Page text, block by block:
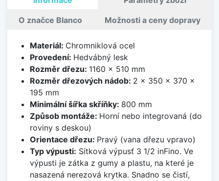
O značce Blanco Možnosti a ceny dopravy
Materiál: Chromniklová ocel
Provedení: Hedvábný lesk
Rozměr dřezu: 1160 x 510 mm
Rozměr dřezových nádob: 2 x 350 x 370 x
195 mm
Minimální šířka skříňky: 800 mm
Způsob montáže: Horní nebo integrovaná (do
roviny s deskou)
Orientace dřezu: Pravý (vana dřezu vpravo)
Typ výpusti: Sítková výpusť 3 1/2 inFino. Ve
výpusti je zátka z gumy a plastu, na které je
nasazená nerezová krytka. Snadno se čistí,